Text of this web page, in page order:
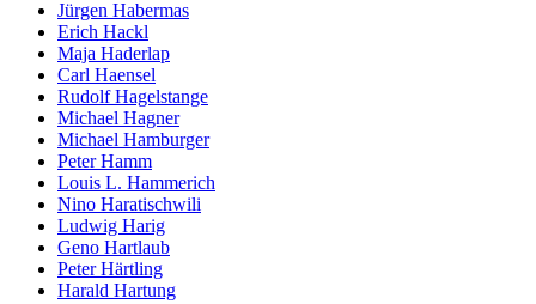
Jürgen Habermas
Erich Hackl
Maja Haderlap
Carl Haensel
Rudolf Hagelstange
Michael Hagner
Michael Hamburger
Peter Hamm
Louis L. Hammerich
Nino Haratischwili
Ludwig Harig
Geno Hartlaub
Peter Härtling
Harald Hartung